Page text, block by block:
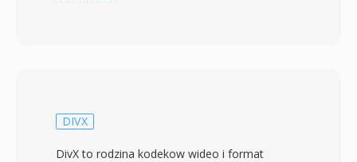
być przechowywanych sekwencyjnie w jednym
DIVX
DivX to rodzina kodekow wideo i format